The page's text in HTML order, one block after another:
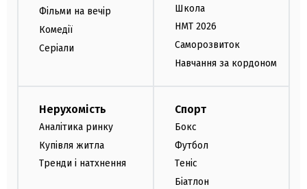
Фільми на вечір
Комедії
Серіали
Школа
НМТ 2026
Саморозвиток
Навчання за кордоном
Нерухомість
Аналітика ринку
Купівля житла
Тренди і натхнення
Спорт
Бокс
Футбол
Теніс
Біатлон